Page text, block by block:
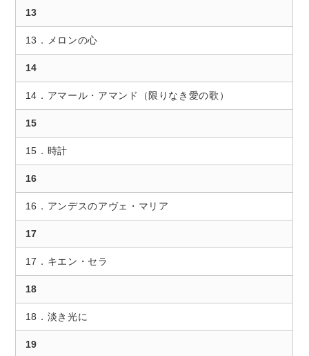
13
13．メロンの心
14
14．アマール・アマンド（限りなき愛の歌）
15
15．時計
16
16．アンデスのアヴェ・マリア
17
17．キエン・セラ
18
18．淡き光に
19